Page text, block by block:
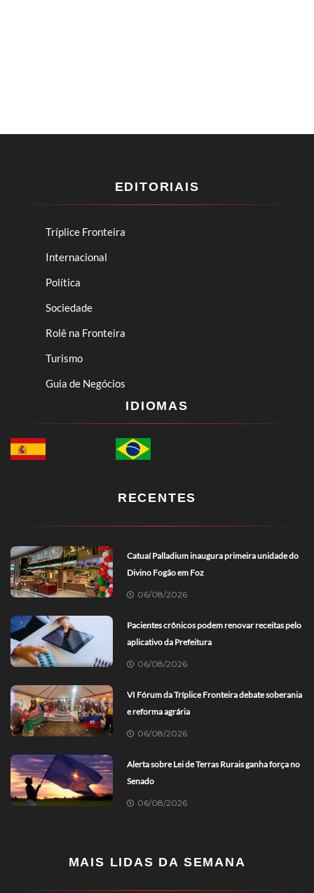
EDITORIAIS
Tríplice Fronteira
Internacional
Política
Sociedade
Rolê na Fronteira
Turismo
Guia de Negócios
IDIOMAS
RECENTES
Catuaí Palladium inaugura primeira unidade do
Divino Fogão em Foz
06/08/2026
Pacientes crônicos podem renovar receitas pelo
aplicativo da Prefeitura
06/08/2026
VI Fórum da Tríplice Fronteira debate soberania
e reforma agrária
06/08/2026
Alerta sobre Lei de Terras Rurais ganha força no
Senado
06/08/2026
MAIS LIDAS DA SEMANA